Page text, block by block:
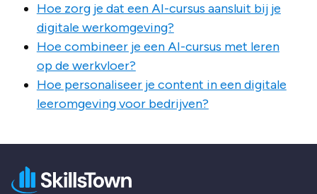
Hoe zorg je dat een AI-cursus aansluit bij je
digitale werkomgeving?
Hoe combineer je een AI-cursus met leren
op de werkvloer?
Hoe personaliseer je content in een digitale
leeromgeving voor bedrijven?